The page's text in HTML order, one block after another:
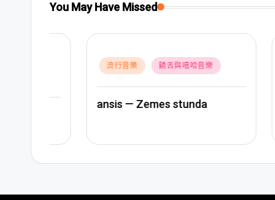
You May Have Missed
饒舌與嘻哈音樂
ansis — Zemes stunda